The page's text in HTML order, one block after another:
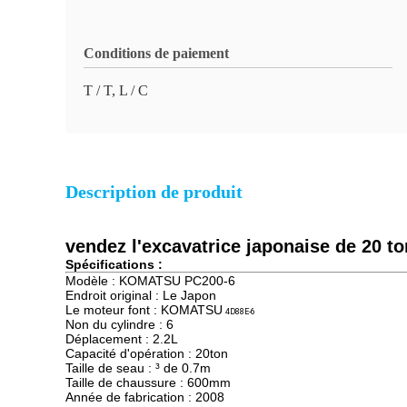
Conditions de paiement
T / T, L / C
Description de produit
vendez l'excavatrice japonaise de 20
Spécifications :
Modèle : KOMATSU PC200-6
Endroit original : Le Japon
Le moteur font : KOMATSU 4D88E-6
Non du cylindre : 6
Déplacement : 2.2L
Capacité d'opération : 20ton
Taille de seau : ³ de 0.7m
Taille de chaussure : 600mm
Année de fabrication : 2008